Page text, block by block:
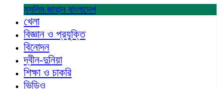
মুসলিম জাহান বাংলাদেশ
খেলা
বিজ্ঞান ও প্রযুক্তি
বিনোদন
দ্বীন-দুনিয়া
শিক্ষা ও চাকরি
ভিডিও